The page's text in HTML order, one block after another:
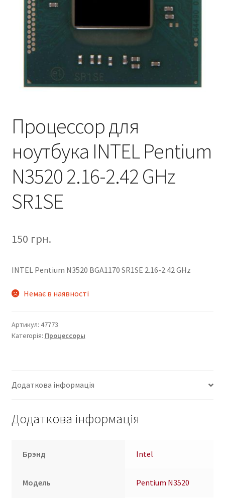
Процессор для
ноутбука INTEL Pentium
N3520 2.16-2.42 GHz
SR1SE
150 грн.
INTEL Pentium N3520 BGA1170 SR1SE 2.16-2.42 GHz
Немає в наявності
Артикул: 47773
Категорія: Процессоры
Додаткова інформація
Додаткова інформація
Брэнд Intel
Модель Pentium N3520